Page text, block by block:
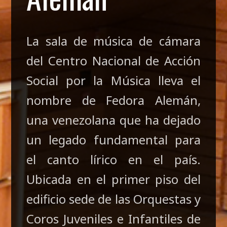
La sala de música de cámara
del Centro Nacional de Acción
Social por la Música lleva el
nombre de Fedora Alemán,
una venezolana que ha dejado
un legado fundamental para
el canto lírico en el país.
Ubicada en el primer piso del
edificio sede de las Orquestas y
Coros Juveniles e Infantiles de